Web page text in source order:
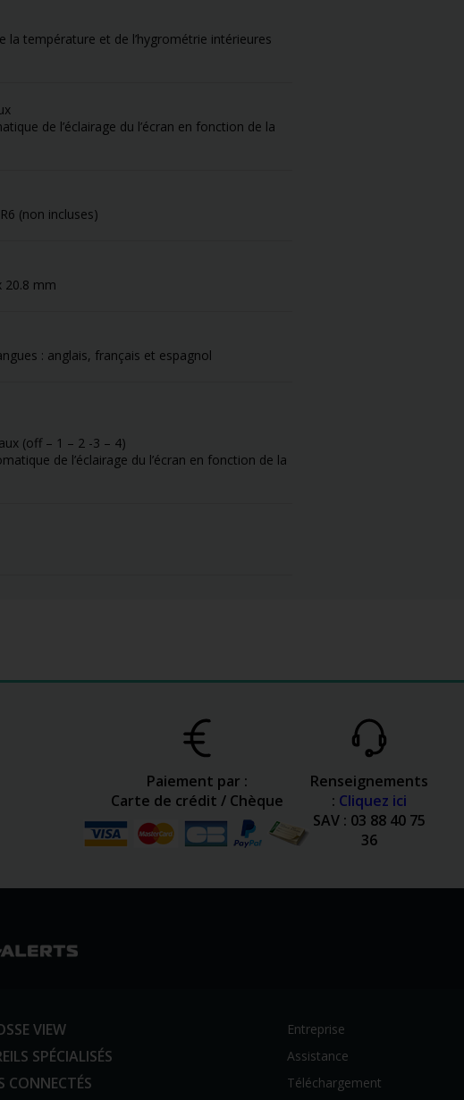
la température et de l’hygrométrie intérieures
de l’éclairage du l’écran en fonction de la
(non incluses)
20.8 mm
: anglais, français et espagnol
(off – 1 – 2 -3 – 4)
de l’éclairage du l’écran en fonction de la
Paiement par :
Carte de crédit / Chèque
Renseignements
: Cliquez ici
SAV : 03 88 40 75
36
VIEW
SPÉCIALISÉS
CONNECTÉS
Entreprise
Assistance
Téléchargement